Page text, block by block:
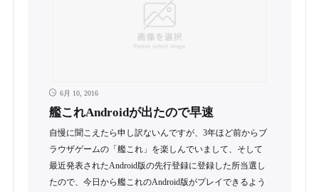
6月 10, 2016
艦これAndroidが出たので早速
自慢に聞こえたら申し訳ないんですが、3年ほど前からブ
ラウザゲームの「艦これ」を楽しんでいまして、そして
最近発表されたAndroid版の先行登録に登録した所当選し
たので、今日から艦これのAndroid版がプレイできるよう